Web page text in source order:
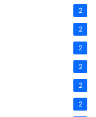
2
2
2
2
2
2